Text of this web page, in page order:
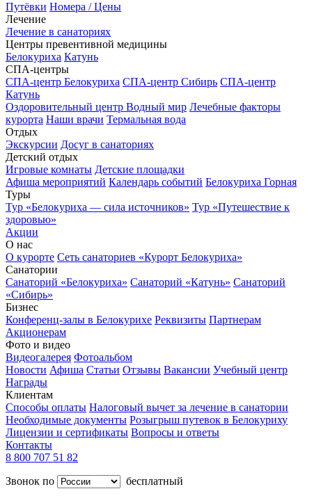
Путёвки Номера / Цены
Лечение
Лечение в санаториях
Центры превентивной медицины
Белокуриха Катунь
СПА-центры
СПА-центр Белокуриха СПА-центр Сибирь СПА-центр
Катунь
Оздоровительный центр Водный мир Лечебные факторы
курорта Наши врачи Термальная вода
Отдых
Экскурсии Досуг в санаториях
Детский отдых
Игровые комнаты Детские площадки
Афиша мероприятий Календарь событий Белокуриха Горная
Туры
Тур «Белокуриха — сила источников» Тур «Путешествие к
здоровью»
Акции
О нас
О курорте Сеть санаториев «Курорт Белокуриха»
Санатории
Санаторий «Белокуриха» Санаторий «Катунь» Санаторий
«Сибирь»
Бизнес
Конференц-залы в Белокурихе Реквизиты Партнерам
Акционерам
Фото и видео
Видеогалерея Фотоальбом
Новости Афиша Статьи Отзывы Вакансии Учебный центр
Награды
Клиентам
Способы оплаты Налоговый вычет за лечение в санатории
Необходимые документы Розыгрыш путевок в Белокуриху
Лицензии и сертификаты Вопросы и ответы
Контакты
8 800 707 51 82
Звонок по
бесплатный